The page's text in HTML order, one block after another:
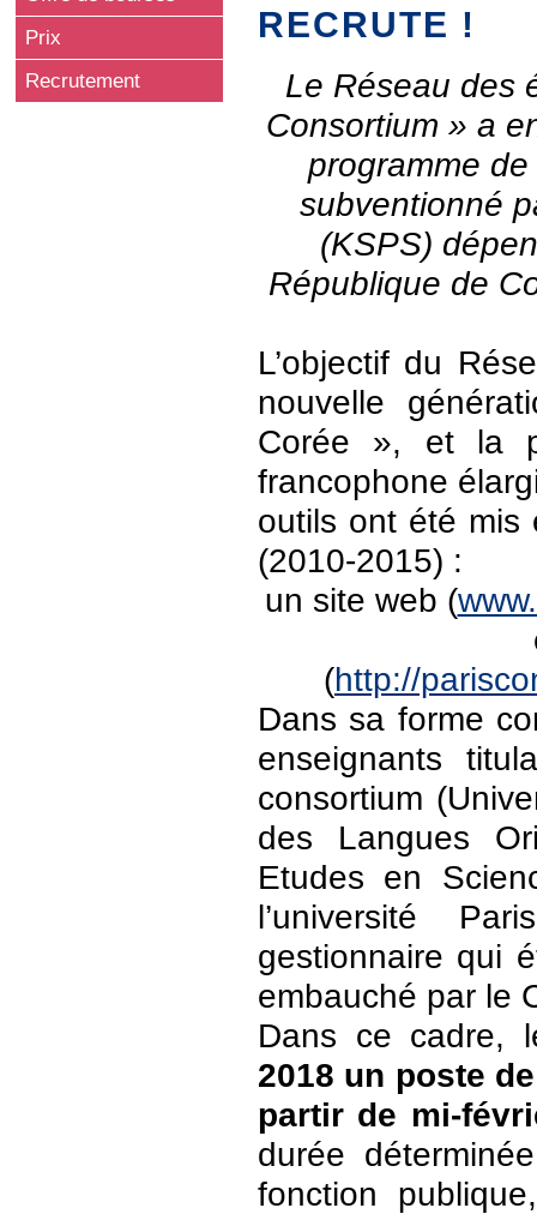
Prix
Recrutement
RECRUTE !
Le Réseau des
Consortium » a
programme
subventionné
(KSPS)
République de
L’objectif du
nouvelle
Corée », et la
francophone
outils ont été mis
(2010-2015) :
un site web (
(http://
Dans sa forme
enseignants
consortium
des Langues
Etudes en
l’université
gestionnaire qui
embauché par le
Dans ce cadre,
2018 un poste
partir de mi-
durée
fonction